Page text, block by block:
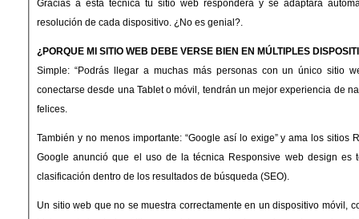
Gracias a esta técnica tu sitio web responderá y se adaptará automáticamente al tamaño y la
resolución de cada dispositivo. ¿No es genial?.
¿PORQUE MI SITIO WEB DEBE VERSE BIEN EN MÚLTIPLES
Simple: “Podrás llegar a muchas más personas con un único sitio
conectarse desde una Tablet o móvil, tendrán un mejor experiencia de
felices.
También y no menos importante: “Google así lo exige” y ama los sitios
Google anunció que el uso de la técnica Responsive web design es tomada como un factor de
clasificación dentro de los resultados de búsqueda (SEO).
Un sitio web que no se muestra correctamente en un dispositivo móvil, corre el riesgo de deslizarse